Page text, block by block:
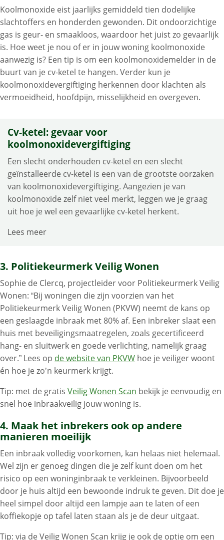
Koolmonoxide eist jaarlijks gemiddeld tien dodelijke
slachtoffers en honderden gewonden. Dit ondoorzichtige
gas is geur- en smaakloos, waardoor het juist zo gevaarlijk
is. Hoe weet je nou of er in jouw woning koolmonoxide
aanwezig is? Een tip is om een koolmonoxidemelder in de
buurt van je cv-ketel te hangen. Verder kun je
koolmonoxidevergiftiging herkennen door klachten als
vermoeidheid, hoofdpijn, misselijkheid en overgeven.
Cv-ketel: gevaar voor
koolmonoxidevergiftiging
Een slecht onderhouden cv-ketel en een slecht
geïnstalleerde cv-ketel is een van de grootste oorzaken
van koolmonoxidevergiftiging. Aangezien je van
koolmonoxide zelf niet veel merkt, leggen we je graag
uit hoe je wel een gevaarlijke cv-ketel herkent.
Lees meer
3. Politiekeurmerk Veilig Wonen
Sophie de Clercq, projectleider voor Politiekeurmerk Veilig
Wonen: “Bij woningen die zijn voorzien van het
Politiekeurmerk Veilig Wonen (PKVW) neemt de kans op
een geslaagde inbraak met 80% af. Een inbreker slaat een
huis met beveiligingsmaatregelen, zoals gecertificeerd
hang- en sluitwerk en goede verlichting, namelijk graag
over.” Lees op de website van PKVW hoe je veiliger woont
én hoe je zo’n keurmerk krijgt.
Tip: met de gratis Veilig Wonen Scan bekijk je eenvoudig en
snel hoe inbraakveilig jouw woning is.
4. Maak het inbrekers ook op andere
manieren moeilijk
Een inbraak volledig voorkomen, kan helaas niet helemaal.
Wel zijn er genoeg dingen die je zelf kunt doen om het
risico op een woninginbraak te verkleinen. Bijvoorbeeld
door je huis altijd een bewoonde indruk te geven. Dit doe je
heel simpel door altijd een lampje aan te laten of een
koffiekopje op tafel laten staan als je de deur uitgaat.
Tip: via de Veilig Wonen Scan krijg je ook de optie om een